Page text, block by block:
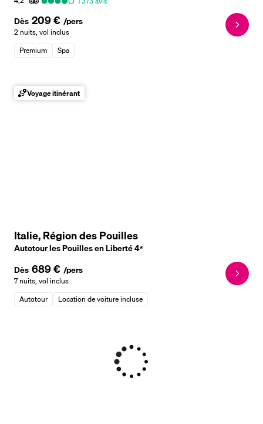
Dès 209 € /pers
2 nuits, vol inclus
Premium
Spa
Voyage itinérant
Italie, Région des Pouilles
Autotour les Pouilles en Liberté4*
Dès 689 € /pers
7 nuits, vol inclus
Autotour
Location de voiture incluse